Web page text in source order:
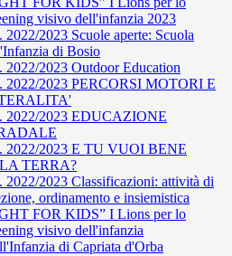
visivo dell'infanzia 2023
2022/2023 Scuole aperte: Scuola
di Bosio
2022/2023 Outdoor Education
2022/2023 PERCORSI MOTORI E
2022/2023 EDUCAZIONE
2022/2023 E TU VUOI BENE
TERRA?
2022/2023 Classificazioni: attività di
ordinamento e insiemistica
FOR KIDS” I Lions per lo
visivo dell'infanzia
di Capriata d'Orba